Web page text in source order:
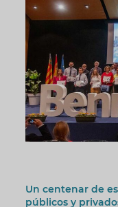
Un centenar de
públicos y